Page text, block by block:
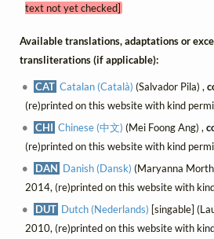
text not yet checked]
Available translations, adaptations or
transliterations (if applicable):
CAT Catalan (Català) (Salvador Pila) ,
(re)printed on this website with kind
CHI Chinese (中文) (Mei Foong Ang) ,
(re)printed on this website with kind
DAN Danish (Dansk) (Maryanna
2014, (re)printed on this website with
DUT Dutch (Nederlands) [singable]
2010, (re)printed on this website with